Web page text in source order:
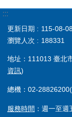
:::
更新日期
115-08-
瀏覽人次
188331
地址：111013 臺北
資訊)
總機：02-28826200(
服務時間 ：週一至